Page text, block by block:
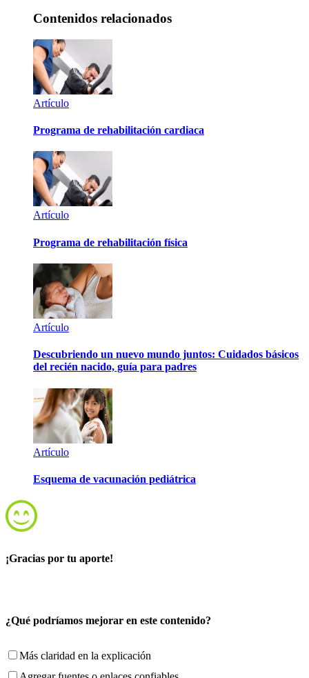
Contenidos relacionados
Artículo
Programa de rehabilitación cardiaca
Artículo
Programa de rehabilitación física
Artículo
Descubriendo un nuevo mundo juntos: Cuidados básicos
del recién nacido, guía para padres
Artículo
Esquema de vacunación pediátrica
¡Gracias por tu aporte!
¿Qué podríamos mejorar en este contenido?
Más claridad en la explicación